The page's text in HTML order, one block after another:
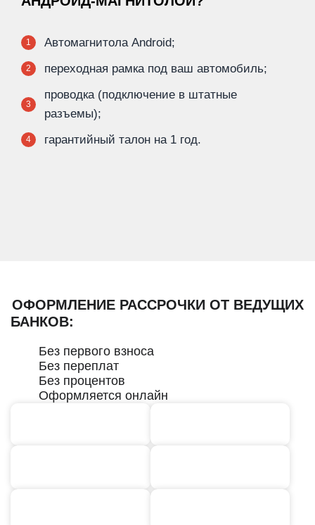
1 Автомагнитола Android;
2 переходная рамка под ваш автомобиль;
3
проводка (подключение в штатные
разъемы);
4 гарантийный талон на 1 год.
ОФОРМЛЕНИЕ РАССРОЧКИ ОТ ВЕДУЩИХ
БАНКОВ:
Без первого взноса
Без переплат
Без процентов
Оформляется онлайн